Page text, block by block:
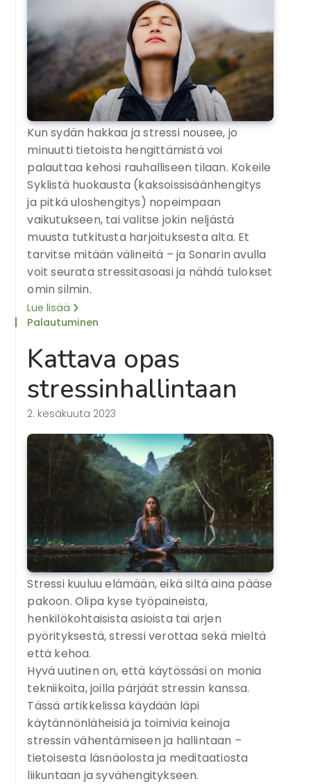
Kun sydän hakkaa ja stressi nousee, jo
minuutti tietoista hengittämistä voi
palauttaa kehosi rauhalliseen tilaan. Kokeile
Syklistä huokausta (kaksoissisäänhengitys
ja pitkä uloshengitys) nopeimpaan
vaikutukseen, tai valitse jokin neljästä
muusta tutkitusta harjoituksesta alta. Et
tarvitse mitään välineitä – ja Sonarin avulla
voit seurata stressitasoasi ja nähdä tulokset
omin silmin.
Lue lisää
Palautuminen
Kattava opas
stressinhallintaan
2. kesäkuuta 2023
Stressi kuuluu elämään, eikä siltä aina pääse
pakoon. Olipa kyse työpaineista,
henkilökohtaisista asioista tai arjen
pyörityksestä, stressi verottaa sekä mieltä
että kehoa.
Hyvä uutinen on, että käytössäsi on monia
tekniikoita, joilla pärjäät stressin kanssa.
Tässä artikkelissa käydään läpi
käytännönläheisiä ja toimivia keinoja
stressin vähentämiseen ja hallintaan –
tietoisesta läsnäolosta ja meditaatiosta
liikuntaan ja syvähengitykseen.